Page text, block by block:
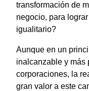
transformación de
negocio, para
igualitario?
Aunque en un
inalcanzable y más
corporaciones, la
gran valor a este